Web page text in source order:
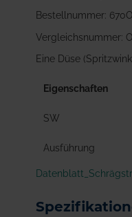
Bestellnummer:
Vergleichsnummer:
Eine Düse
Eigenschaften
SW
Ausführung